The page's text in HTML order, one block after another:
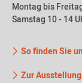
Montag bis
Samstag 10 - 14
So finden Sie
Zur